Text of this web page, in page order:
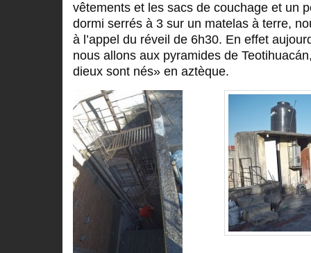
vêtements et les sacs de couchage et un
dormi serrés à 3 sur un matelas à terre,
à l’appel du réveil de 6h30. En effet
nous allons aux pyramides de
dieux sont nés» en aztèque.